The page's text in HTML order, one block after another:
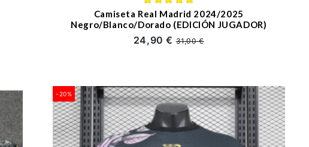
Camiseta Real Madrid 2024/2025
Negro/Blanco/Dorado (EDICIÓN JUGADOR)
24,90 €31,00 €
-20%